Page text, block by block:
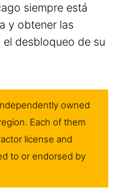
siempre está
y obtener las
desbloqueo de su
owned
Each of them
license and
to or endorsed by